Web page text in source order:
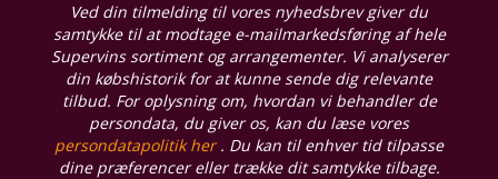
Ved din tilmelding til vores nyhedsbrev giver du
samtykke til at modtage e-mailmarkedsføring af hele
Supervins sortiment og arrangementer. Vi analyserer
din købshistorik for at kunne sende dig relevante
tilbud. For oplysning om, hvordan vi behandler de
persondata, du giver os, kan du læse vores
persondatapolitik her. Du kan til enhver tid tilpasse
dine præferencer eller trække dit samtykke tilbage.